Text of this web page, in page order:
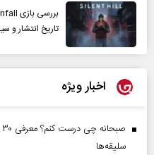
تاریخ انتشار و
اخبار ویژه
سلیقه‌ها